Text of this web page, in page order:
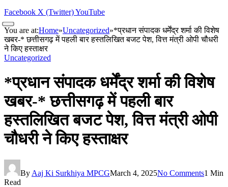
Facebook X (Twitter)YouTube
You are at:Home»Uncategorized»*प्रधान संपादक धर्मेंद्र शर्मा की विशेष
खबर-* छत्तीसगढ़ में पहली बार हस्तलिखित बजट पेश, वित्त मंत्री ओपी चौधरी
ने किए हस्ताक्षर
Uncategorized
*प्रधान संपादक धर्मेंद्र शर्मा की विशेष
खबर-* छत्तीसगढ़ में पहली बार
हस्तलिखित बजट पेश, वित्त मंत्री ओपी
चौधरी ने किए हस्ताक्षर
By Aaj Ki Surkhiya MPCGMarch 4, 2025No Comments1 Min
Read